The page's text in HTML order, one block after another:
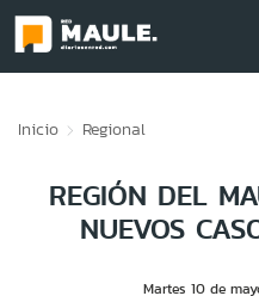
Inicio Regional
REGIÓN DEL
NUEVOS
Martes 10 de